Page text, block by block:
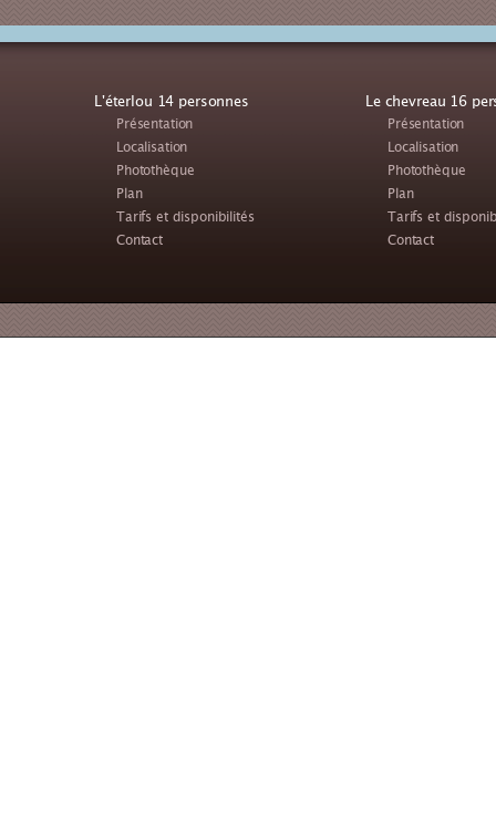
L'éterlou 14 personnes
Présentation
Localisation
Photothèque
Plan
Tarifs et disponibilités
Contact
Le chevreau 16
Présentation
Localisation
Photothèque
Plan
Tarifs et
Contact